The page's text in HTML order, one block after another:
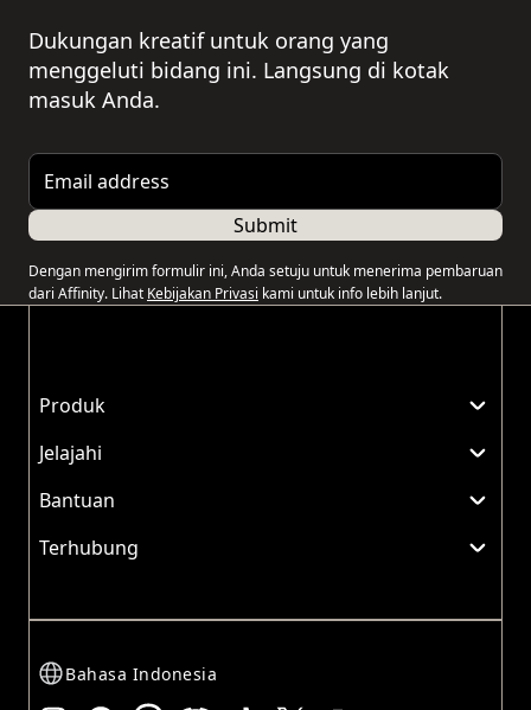
Dukungan kreatif untuk orang yang
menggeluti bidang ini. Langsung di kotak
masuk Anda.
Email address
Submit
Dengan mengirim formulir ini, Anda setuju untuk menerima pembaruan
dari Affinity. Lihat Kebijakan Privasi kami untuk info lebih lanjut.
Produk
Jelajahi
Bantuan
Terhubung
Bahasa Indonesia